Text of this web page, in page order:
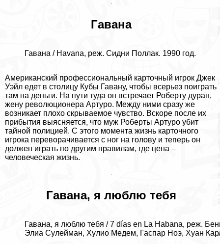
Гавана
Гавана / Havana, реж. Сидни Поллак. 1990 год.
Американский профессиональный карточный игрок Джек
Уэйл едет в столицу Кубы Гавану, чтобы всерьез поиграть
там на деньги. На пути туда он встречает Роберту дypaн,
жену революционера Артуро. Между ними сразу же
возникает плохо скрываемое чувство. Вскоре после их
прибытия выясняется, что муж Роберты Артуро убит
тайной полицией. С этого момента жизнь карточного
игрока переворачивается с ног на голову и теперь он
должен играть по другим правилам, где цена –
человеческая жизнь.
Гавана, я люблю тебя
Гавана, я люблю тебя / 7 días en La Habana, реж.
Элиа Сулейман, Xyлио Медем, Гаспар Ноэ, Хуан